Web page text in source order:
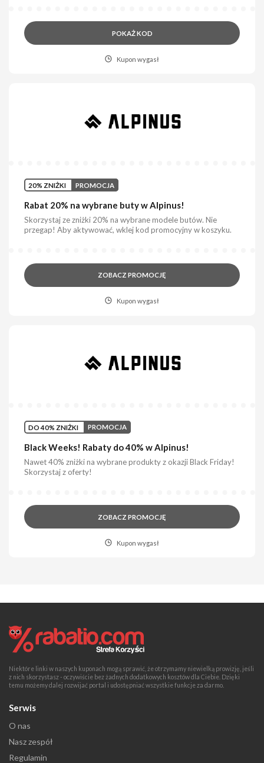
POKAŻ KOD
Kupon wygasł
20% ZNIŻKI PROMOCJA
Rabat 20% na wybrane buty w Alpinus!
Skorzystaj ze zniżki 20% na wybrane modele butów. Nie
przegap! Aby aktywować, wklej kod promocyjny w koszyku.
ZOBACZ PROMOCJĘ
Kupon wygasł
DO 40% ZNIŻKI PROMOCJA
Black Weeks! Rabaty do 40% w Alpinus!
Nawet 40% zniżki na wybrane produkty z okazji Black Friday!
Skorzystaj z oferty!
ZOBACZ PROMOCJĘ
Kupon wygasł
Niektóre linki w naszych kuponach mogą sprawić, że otrzymamy niewielką prowizję, jeśli
z nich skorzystasz - oczywiście bez żadnych dodatkowych kosztów dla Ciebie. Dzięki
temu możemy dalej rozwijać portal i udostępniać wszystkie funkcje za darmo.
Serwis
O nas
Nasz zespół
Regulamin